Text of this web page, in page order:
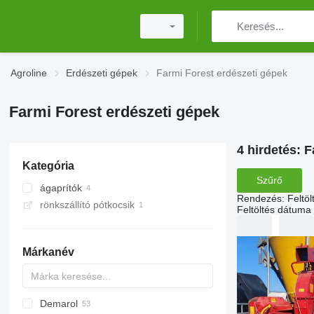
Agroline Erdészeti gépek Farmi Forest erdészeti gépek
Farmi Forest erdészeti gépek
Kategória
ágaprítók
rönkszállító pótkocsik
Márkanév
MINI
CK
Demarol
4 hirdetés:
Szűrő
Rendezés:
Feltöltés dátuma